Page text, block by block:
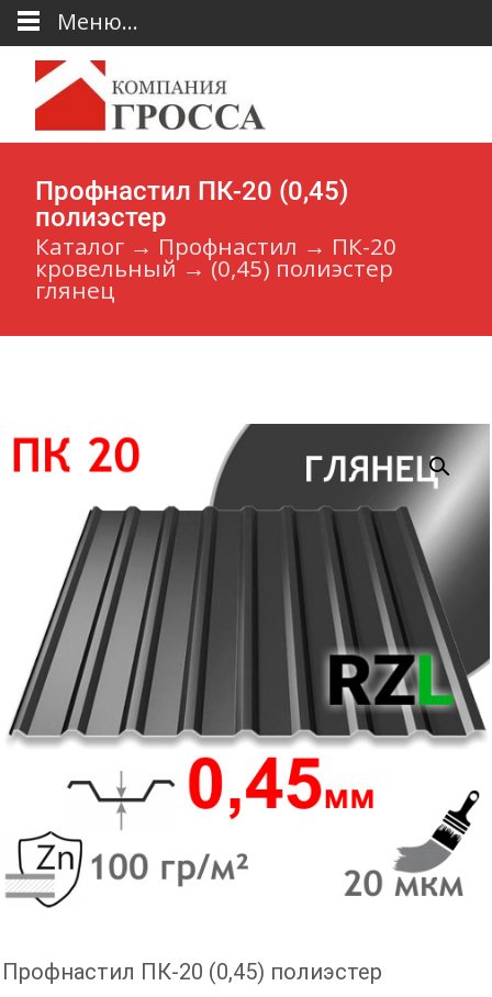
Профнастил ПК-20 (0,45)
полиэстер
Каталог → Профнастил → ПК-20
кровельный→(0,45) полиэстер
глянец
Профнастил ПК-20 (0,45) полиэстер
Меню...